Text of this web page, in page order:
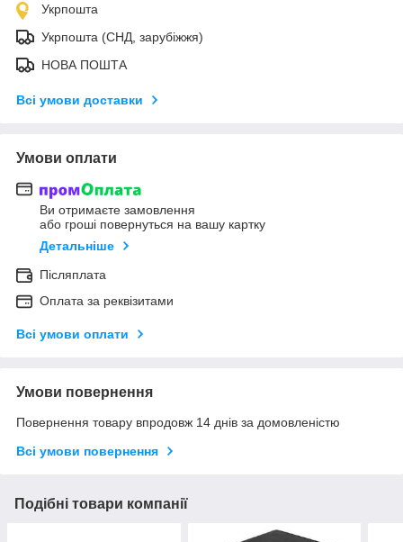
Укрпошта
Укрпошта (СНД, зарубіжжя)
НОВА ПОШТА
Всі умови доставки
Умови оплати
Ви отримаєте замовлення
або гроші повернуться на вашу картку
Детальніше
Післяплата
Оплата за реквізитами
Всі умови оплати
Умови повернення
Повернення товару впродовж 14 днів за домовленістю
Всі умови повернення
Подібні товари компанії